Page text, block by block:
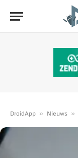
DroidApp » Nieuws »